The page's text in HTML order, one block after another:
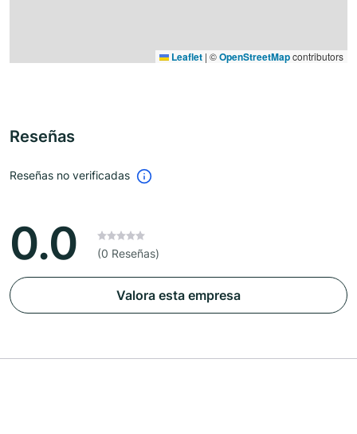
Leaflet | ©OpenStreetMapcontributors
Reseñas
Reseñas no verificadas
0.0 (0 Reseñas)
Valora esta empresa